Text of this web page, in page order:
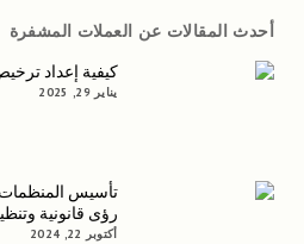
أحدث المقالات عن العملات المشفرة
كيفية إعداد
يناير 29, 2025
رؤى قانونية
أكتوبر 22, 2024